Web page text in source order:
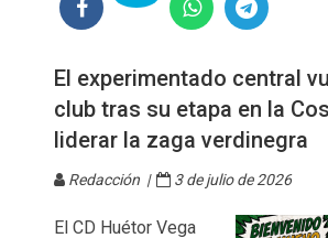
El experimentado central
club tras su etapa en la
liderar la zaga verdinegra
Redacción | 3 de julio de 2026
El CD Huétor Vega